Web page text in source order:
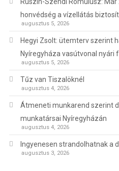
Ruszin-Szendi Romulusz:
honvédség a vízellátás
augusztus 5, 2026
Hegyi Zsolt: ütemterv szerint
Nyíregyháza vasútvonal nyári
augusztus 5, 2026
Tűz van Tiszalöknél
augusztus 4, 2026
Átmeneti munkarend szerint
munkatársai Nyíregyházán
augusztus 4, 2026
Ingyenesen strandolhatnak a
augusztus 3, 2026